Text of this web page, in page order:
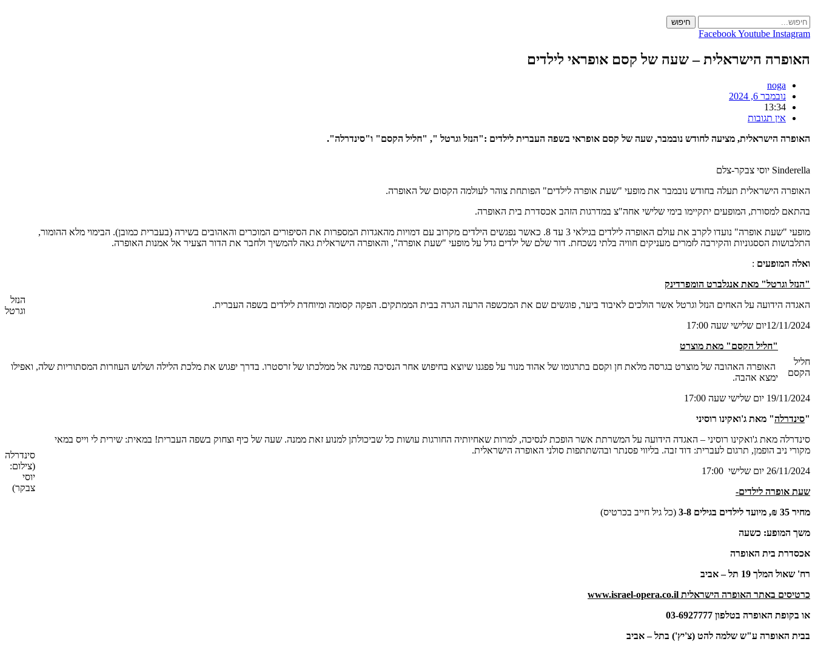
to
content
חיפוש
FacebookYoutube Instagram
האופרה הישראלית – שעה של קסם אופראי לילדים
noga
נובמבר 6, 2024
13:34
אין תגובות
האופרה הישראלית, מציעה לחודש נובמבר, שעה של קסם אופראי בשפה העברית לילדים :"הנזל וגרטל ", "חליל הקסם" ו"סינדרלה".
Sinderella יוסי צבקר-צלם
האופרה הישראלית תעלה בחודש נובמבר את מופעי "שעת אופרה לילדים" הפותחת צוהר לעולמה הקסום של האופרה.
בהתאם למסורת, המופעים יתקיימו בימי שלישי אחה"צ במדרגות הזהב אכסדרת בית האופרה.
מופעי "שעת אופרה" נועדו לקרב את עולם האופרה לילדים בגילאי 3 עד 8. כאשר נפגשים הילדים מקרוב עם דמויות מהאגדות המספרות את הסיפורים המוכרים והאהובים בשירה (בעברית כמובן). הבימוי מלא ההומור,
התלבושות הססגוניות והקירבה לזמרים מעניקים חוויה בלתי נשכחת. דור שלם של ילדים גדל על מופעי "שעת אופרה", והאופרה הישראלית גאה להמשיך ולחבר את הדור הצעיר אל אמנות האופרה.
ואלה המופעים :
הנזל
וגרטל
"הנזל וגרטל" מאת אנגלברט הומפרדינק
האגדה הידועה על האחים הנזל וגרטל אשר הולכים לאיבוד ביער, פוגשים שם את המכשפה הרעה הגרה בבית הממתקים. הפקה קסומה ומיוחדת לילדים בשפה העברית.
12/11/2024יום שלישי שעה 17:00
חליל
הקסם
"חליל הקסם" מאת מוצרט
האופרה האהובה של מוצרט בגרסה מלאת חן וקסם בתרגומו של אהוד מנור על פפגנו שיוצא בחיפוש אחר הנסיכה פמינה אל ממלכתו של זרסטרו. בדרך יפגוש את מלכת הלילה ושלוש העוזרות המסתוריות שלה, ואפילו
ימצא אהבה.
19/11/2024 יום שלישי שעה 17:00
"סינדרלה" מאת ג'ואקינו רוסיני
סינדרלה
(צילום:
יוסי
צבקר)
סינדרלה מאת ג'ואקינו רוסיני – האגדה הידועה על המשרתת אשר הופכת לנסיכה, למרות שאחיותיה החורגות עושות כל שביכולתן למנוע זאת ממנה. שעה של כיף וצחוק בשפה העברית! במאית: שירית לי וייס במאי
מקורי ניב הופמן, תרגום לעברית: דוד זבה. בליווי פסנתר ובהשתתפות סולני האופרה הישראלית.
26/11/2024 יום שלישי 17:00
שעת אופרה לילדים-
מחיר 35 ₪, מיועד לילדים בגילים 3-8
(כל גיל חייב בכרטיס)
משך המופע: כשעה
אכסדרת בית האופרה
רח' שאול המלך 19 תל – אביב
כרטיסים באתר האופרה הישראלית www.israel-opera.co.il
או בקופת האופרה בטלפון 03-6927777
בבית האופרה ע"ש שלמה להט (צ'יץ') בתל – אביב